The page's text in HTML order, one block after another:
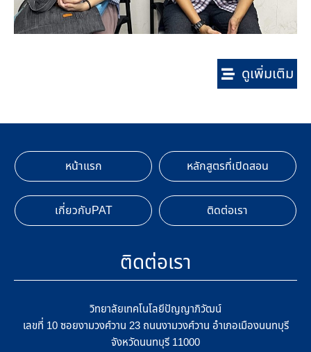
ดูเพิ่มเติม
หน้าแรก หลักสูตรที่เปิดสอน
เกี่ยวกับPAT ติดต่อเรา
ติดต่อเรา
วิทยาลัยเทคโนโลยีปัญญาภิวัฒน์
เลขที่ 10 ซอยงามวงศ์วาน 23 ถนนงามวงศ์วาน อำเภอเมืองนนทบุรี
จังหวัดนนทบุรี 11000